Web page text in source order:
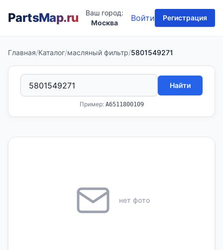
PartsMap.ru
Ваш город:
Москва
Войти Регистрация
Главная/Каталог/масляный фильтр/5801549271
Найти
Пример: A6511800109
нет фото